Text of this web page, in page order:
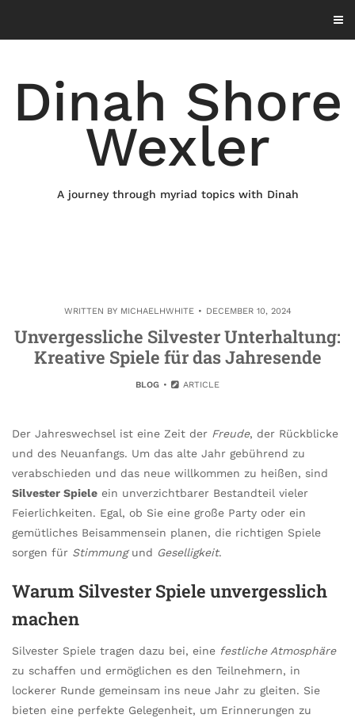
content
Dinah Shore
Wexler
A journey through myriad topics with Dinah
WRITTEN BY MICHAELHWHITE DECEMBER 10, 2024
Unvergessliche Silvester Unterhaltung:
Kreative Spiele für das Jahresende
BLOG ARTICLE
Der Jahreswechsel ist eine Zeit der Freude, der Rückblicke
und des Neuanfangs. Um das alte Jahr gebührend zu
verabschieden und das neue willkommen zu heißen, sind
Silvester Spiele ein unverzichtbarer Bestandteil vieler
Feierlichkeiten. Egal, ob Sie eine große Party oder ein
gemütliches Beisammensein planen, die richtigen Spiele
sorgen für Stimmungund Geselligkeit.
Warum Silvester Spiele unvergesslich
machen
Silvester Spiele tragen dazu bei, eine festliche Atmosphäre
zu schaffen und ermöglichen es den Teilnehmern, in
lockerer Runde gemeinsam ins neue Jahr zu gleiten. Sie
bieten eine perfekte Gelegenheit, um Erinnerungen zu